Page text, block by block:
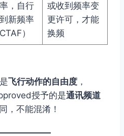
，自行
新频率
）
或收到频率变
更许可，才能
换频
飞行动作的自由度 ，
授予的是通讯频道
，不能混淆！